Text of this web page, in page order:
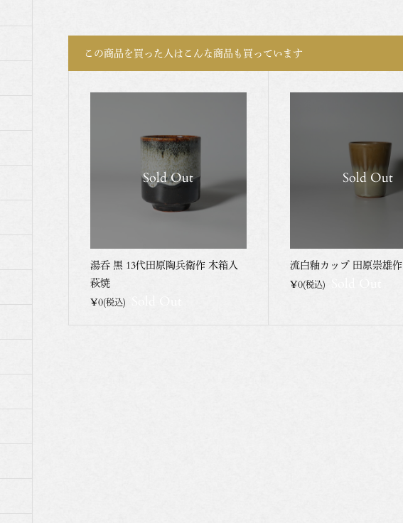
この商品を買った人はこんな商品も買っています
Sold Out
湯呑 黒 13代田原陶兵衛作 木箱入
萩焼
¥0(税込)
Sold Out
流白釉カップ 田原崇雄
¥0(税込)